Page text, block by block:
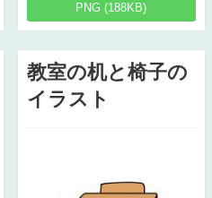
PNG (188KB)
教室の机と椅子の
イラスト